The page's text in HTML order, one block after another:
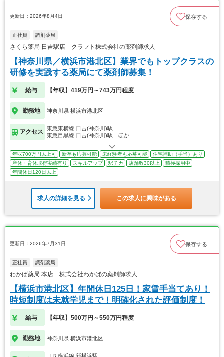
更新日：2026年8月4日 保存する
正社員 調剤薬局
さくら薬局 日吉駅店 クラフト株式会社の薬剤師求人
【神奈川県／横浜市港北区】業界でもトップクラスの
研修を実践する薬局にて薬剤師募集！
給与 【年収】419万円～743万円程度
勤務地 神奈川県 横浜市港北区
アクセス
東急東横線 日吉(神奈川)駅
東急目黒線 日吉(神奈川)駅…ほか
年収700万円以上可 新卒も応募可能 未経験者も応募可能
住宅補助（手当）あり
産休・育休取得実績有り
スキルアップ 駅チカ 店舗数30以上
積極採用中
年間休日120日以上
求人の詳細を見る この求人に興味がある
更新日：2026年7月31日 保存する
正社員 調剤薬局
わかば薬局 本店 株式会社わかばの薬剤師求人
【横浜市港北区】年間休日125日！家賃手当てあり！
時短制度は未就学児まで！明確化された評価制度！
給与 【年収】500万円～550万円程度
勤務地 神奈川県 横浜市港北区
ＪＲ横浜線 新横浜駅